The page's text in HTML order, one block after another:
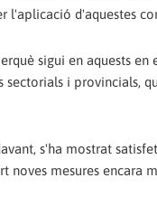
l'aplicació d'aquestes
sigui en aquests
i provincials,
s'ha mostrat
mesures encara